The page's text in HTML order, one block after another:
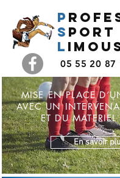
P
s port
l
05 55 20 87
MISE EN PLACE
AVEC UN
ET DU
En savoir